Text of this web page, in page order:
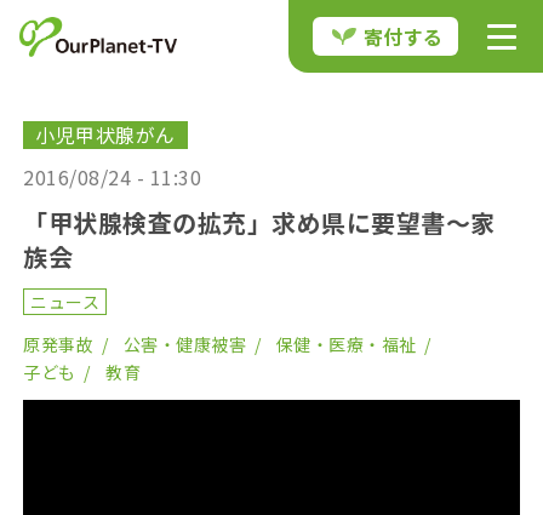
寄付する
小児甲状腺がん
2016/08/24 - 11:30
「甲状腺検査の拡充」求め県に要望書～家
族会
ニュース
原発事故
公害・健康被害
保健・医療・福祉
子ども
教育